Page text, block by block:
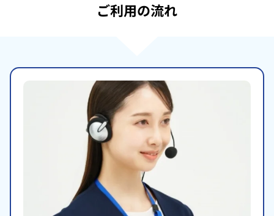
ご利用の流れ